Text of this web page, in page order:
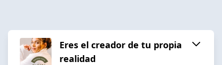
Eres el creador de tu propia
realidad